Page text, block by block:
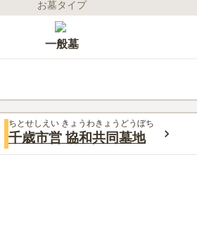
お墓タイプ
一般墓
ちとせしえい きょうわきょうどうぼち
千歳市営 協和共同墓地